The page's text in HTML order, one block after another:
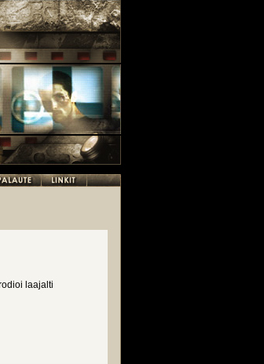
laajalti